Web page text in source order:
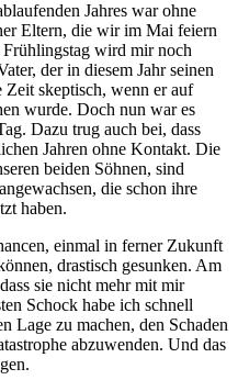
Jahres war ohne
Eltern, die wir im Mai feiern
wird mir noch
der in diesem Jahr seinen
Zeit skeptisch, wenn er auf
wurde. Doch nun war es
Dazu trug auch bei, dass
Jahren ohne Kontakt. Die
beiden Söhnen, sind
die schon ihre
haben.
einmal in ferner Zukunft
drastisch gesunken. Am
sie nicht mehr mit mir
Schock habe ich schnell
Lage zu machen, den Schaden
abzuwenden. Und das